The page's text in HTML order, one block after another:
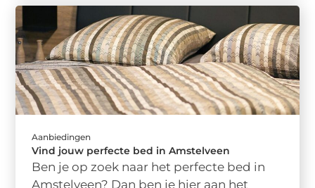
Aanbiedingen
Vind jouw perfecte bed in Amstelveen
Ben je op zoek naar het perfecte bed in
Amstelveen? Dan ben je hier aan het